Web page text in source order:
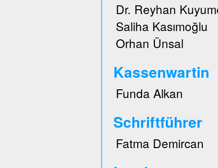
Dr. Reyhan
Saliha Kasımoğlu
Orhan Ünsal
Kassenwartin
Funda Alkan
Schriftführer
Fatma Demircan